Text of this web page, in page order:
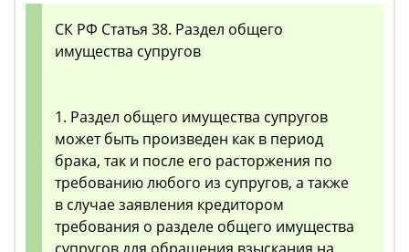
СК РФ Статья 38. Раздел общего
имущества супругов
1. Раздел общего имущества супругов
может быть произведен как в период
брака, так и после его расторжения по
требованию любого из супругов, а также
в случае заявления кредитором
требования о разделе общего имущества